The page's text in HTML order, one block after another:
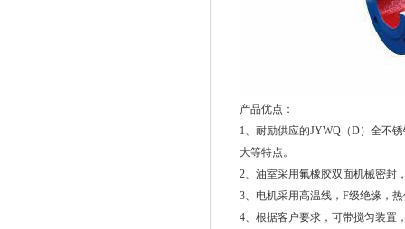
产品优点：
1、耐励供应的JYWQ（D）全不
大等特点。
2、油室采用氟橡胶双面机械密封
3、电机采用高温线，F级绝缘，
4、根据客户要求，可带搅匀装置